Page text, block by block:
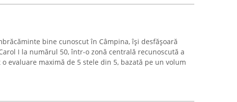
bine cunoscut în Câmpina, își desfășoară
I la numărul 50, într-o zonă centrală recunoscută a
evaluare maximă de 5 stele din 5, bazată pe un volum